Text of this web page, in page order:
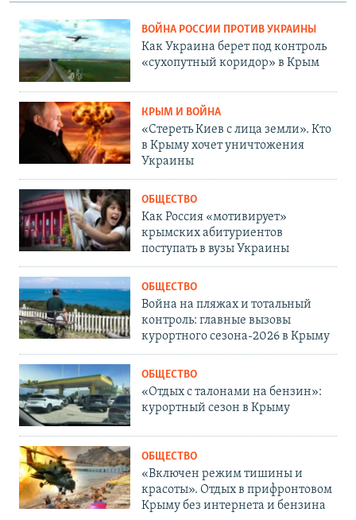
ВОЙНА РОССИИ ПРОТИВ УКРАИНЫ
Как Украина берет под контроль
«сухопутный коридор» в Крым
КРЫМ И ВОЙНА
«Стереть Киев с лица земли». Кто
в Крыму хочет уничтожения
Украины
ОБЩЕСТВО
Как Россия «мотивирует»
крымских абитуриентов
поступать в вузы Украины
ОБЩЕСТВО
Война на пляжах и тотальный
контроль: главные вызовы
курортного сезона-2026 в Крыму
ОБЩЕСТВО
«Отдых с талонами на бензин»:
курортный сезон в Крыму
ОБЩЕСТВО
«Включен режим тишины и
красоты». Отдых в прифронтовом
Крыму без интернета и бензина